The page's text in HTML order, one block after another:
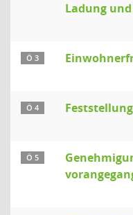
Ladung
Ö 3
Ö 4
Ö 5